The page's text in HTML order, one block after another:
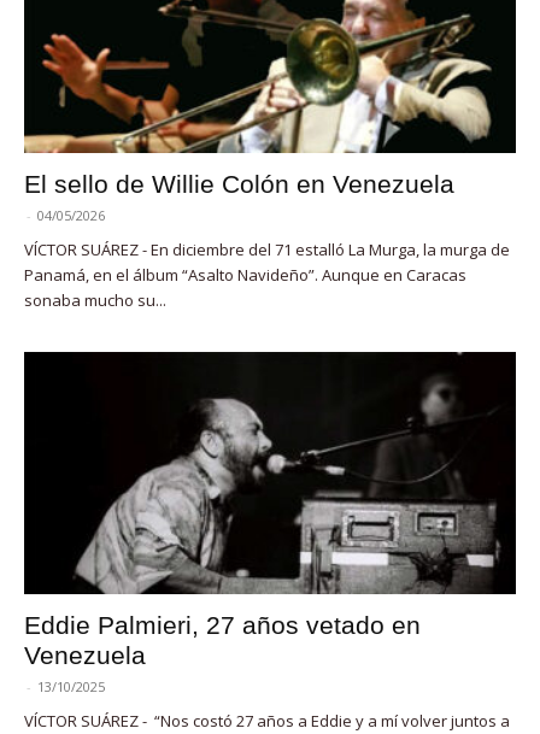
El sello de Willie Colón en Venezuela
- 04/05/2026
VÍCTOR SUÁREZ - En diciembre del 71 estalló La Murga, la murga de
Panamá, en el álbum “Asalto Navideño”. Aunque en Caracas
sonaba mucho su...
Eddie Palmieri, 27 años vetado en
Venezuela
- 13/10/2025
VÍCTOR SUÁREZ - “Nos costó 27 años a Eddie y a mí volver juntos a